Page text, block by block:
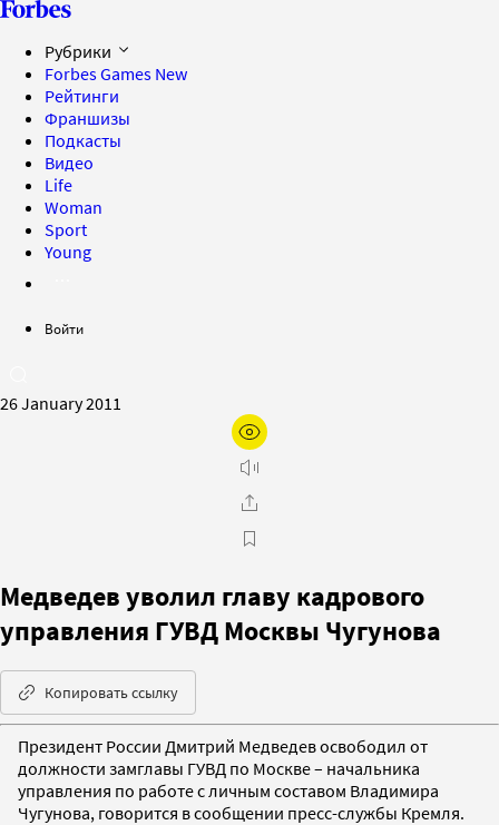
Рубрики
Forbes Games New
Рейтинги
Франшизы
Подкасты
Видео
Life
Woman
Sport
Young
Войти
26 January 2011
Медведев уволил главу кадрового
управления ГУВД Москвы Чугунова
Копировать ссылку
Президент России Дмитрий Медведев освободил от
должности замглавы ГУВД по Москве – начальника
управления по работе с личным составом Владимира
Чугунова, говорится в сообщении пресс-службы Кремля.